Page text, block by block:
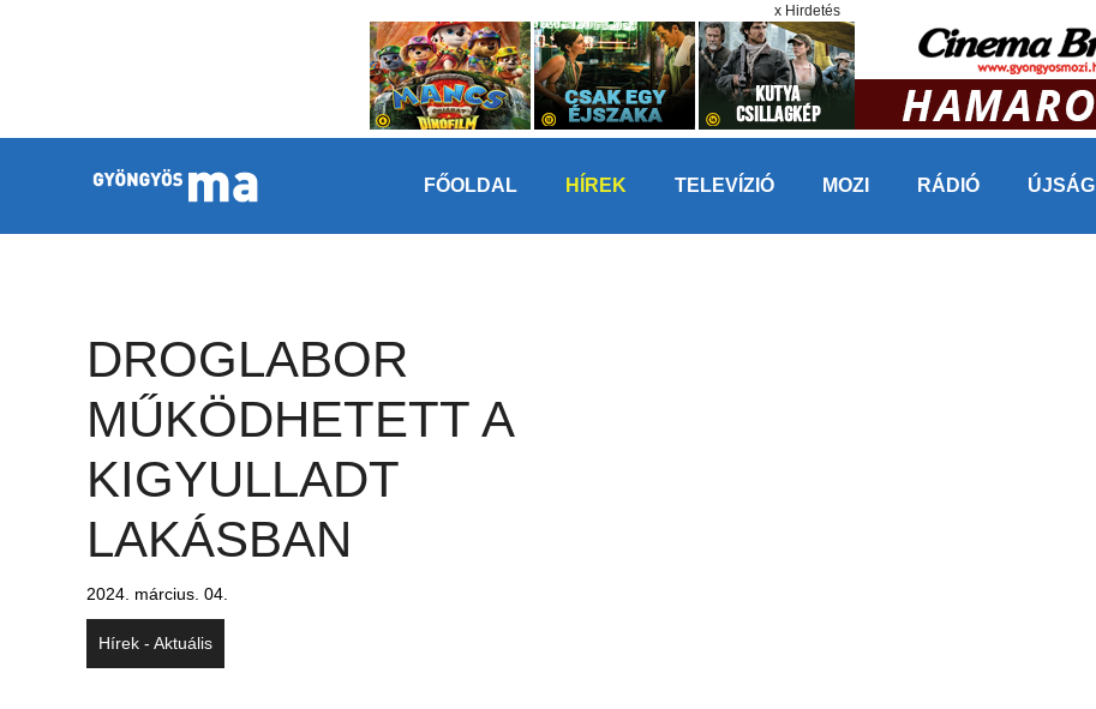
x Hirdetés
FŐOLDAL HÍREK TELEVÍZIÓ MOZI RÁDIÓ ÚJSÁG
DROGLABOR
MŰKÖDHETETT A
KIGYULLADT
LAKÁSBAN
2024. március. 04.
Hírek - Aktuális